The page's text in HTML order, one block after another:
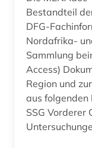
Bestandteil
DFG-
Nordafrika-
Sammlung
Access)
Region und
aus folgenden
SSG Vorderer